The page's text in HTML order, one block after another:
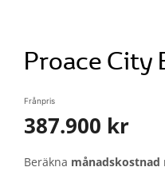
Proace City
Frånpris
387.900 kr
Beräkna månadskostnad